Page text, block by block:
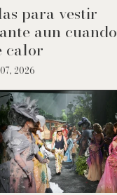
para vestir
aun cuando
calor
2026